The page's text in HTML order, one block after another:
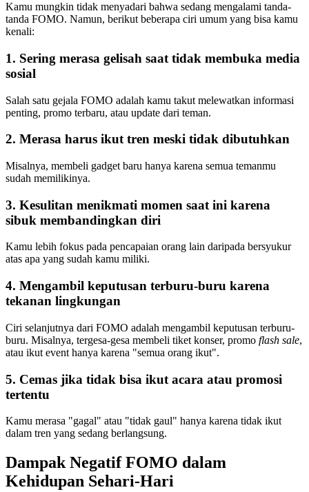
Kamu mungkin tidak menyadari bahwa sedang mengalami tanda-
tanda FOMO. Namun, berikut beberapa ciri umum yang bisa kamu
kenali:
1. Sering merasa gelisah saat tidak membuka media
sosial
Salah satu gejala FOMO adalah kamu takut melewatkan informasi
penting, promo terbaru, atau update dari teman.
2. Merasa harus ikut tren meski tidak dibutuhkan
Misalnya, membeli gadget baru hanya karena semua temanmu
sudah memilikinya.
3. Kesulitan menikmati momen saat ini karena
sibuk membandingkan diri
Kamu lebih fokus pada pencapaian orang lain daripada bersyukur
atas apa yang sudah kamu miliki.
4. Mengambil keputusan terburu-buru karena
tekanan lingkungan
Ciri selanjutnya dari FOMO adalah mengambil keputusan terburu-
buru. Misalnya, tergesa-gesa membeli tiket konser, promo flash sale,
atau ikut event hanya karena "semua orang ikut".
5. Cemas jika tidak bisa ikut acara atau promosi
tertentu
Kamu merasa "gagal" atau "tidak gaul" hanya karena tidak ikut
dalam tren yang sedang berlangsung.
Dampak Negatif FOMO dalam
Kehidupan Sehari-Hari